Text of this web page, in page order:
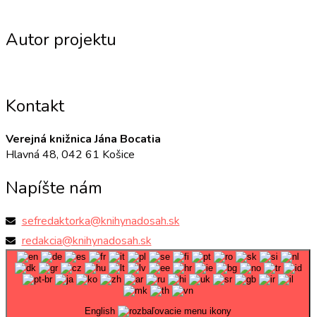
Autor projektu
Kontakt
Verejná knižnica Jána Bocatia
Hlavná 48, 042 61 Košice
Napíšte nám
sefredaktorka@knihynadosah.sk
redakcia@knihynadosah.sk
English